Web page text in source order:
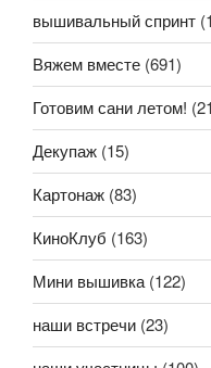
вышивальный спринт
Вяжем вместе (691)
Готовим сани летом!
Декупаж (15)
Картонаж (83)
КиноКлуб (163)
Мини вышивка(122)
наши встречи (23)